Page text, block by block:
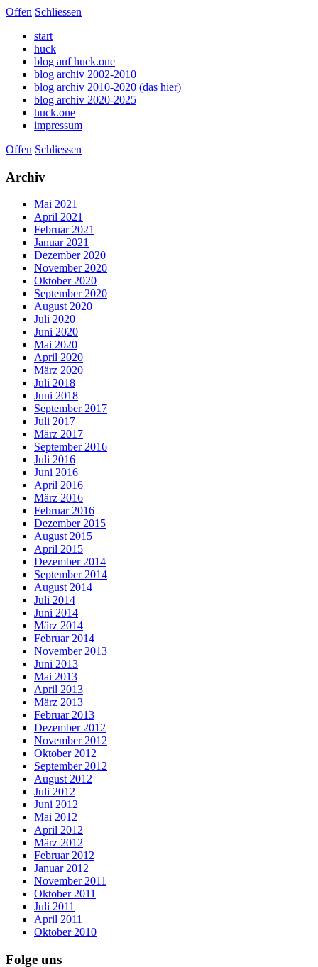
Offen Schliessen
start
huck
blog auf huck.one
blog archiv 2002-2010
blog archiv 2010-2020 (das hier)
blog archiv 2020-2025
huck.one
impressum
Offen Schliessen
Archiv
Mai 2021
April 2021
Februar 2021
Januar 2021
Dezember 2020
November 2020
Oktober 2020
September 2020
August 2020
Juli 2020
Juni 2020
Mai 2020
April 2020
März 2020
Juli 2018
Juni 2018
September 2017
Juli 2017
März 2017
September 2016
Juli 2016
Juni 2016
April 2016
März 2016
Februar 2016
Dezember 2015
August 2015
April 2015
Dezember 2014
September 2014
August 2014
Juli 2014
Juni 2014
März 2014
Februar 2014
November 2013
Juni 2013
Mai 2013
April 2013
März 2013
Februar 2013
Dezember 2012
November 2012
Oktober 2012
September 2012
August 2012
Juli 2012
Juni 2012
Mai 2012
April 2012
März 2012
Februar 2012
Januar 2012
November 2011
Oktober 2011
Juli 2011
April 2011
Oktober 2010
Folge uns